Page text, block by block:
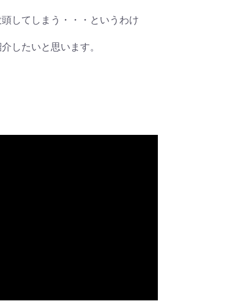
してしまう・・・というわけ
したいと思います。